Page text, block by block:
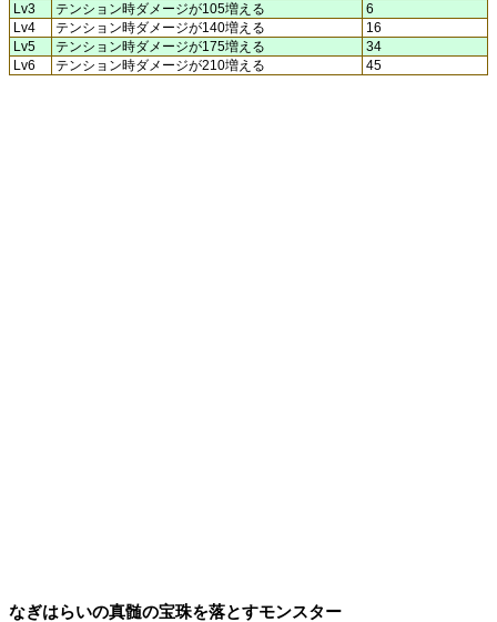
Lv3
テンション時ダメージが105増える
6
Lv4
テンション時ダメージが140増える
16
Lv5
テンション時ダメージが175増える
34
Lv6
テンション時ダメージが210増える 45
なぎはらいの真髄の宝珠を落とすモンスター